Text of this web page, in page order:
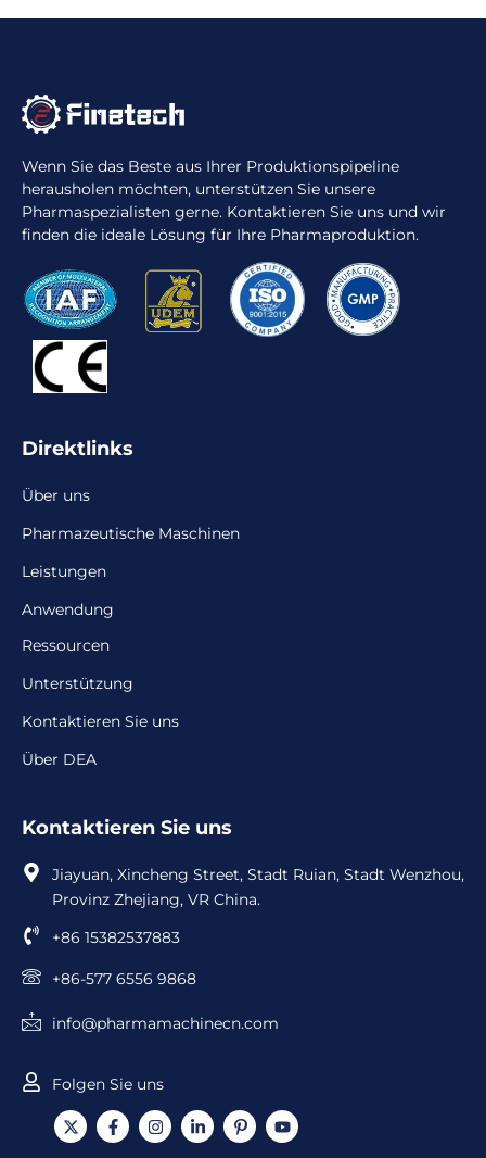
Wenn Sie das Beste aus Ihrer Produktionspipeline
herausholen möchten, unterstützen Sie unsere
Pharmaspezialisten gerne. Kontaktieren Sie uns und wir
finden die ideale Lösung für Ihre Pharmaproduktion.
Direktlinks
Über uns
Pharmazeutische Maschinen
Leistungen
Anwendung
Ressourcen
Unterstützung
Kontaktieren Sie uns
Über DEA
Kontaktieren Sie uns
Jiayuan, Xincheng Street, Stadt Ruian, Stadt Wenzhou,
Provinz Zhejiang, VR China.
+86 15382537883
+86-577 6556 9868
info@pharmamachinecn.com
Folgen Sie uns
X
-
F
a
I
n
L
i
I
c
Y
o